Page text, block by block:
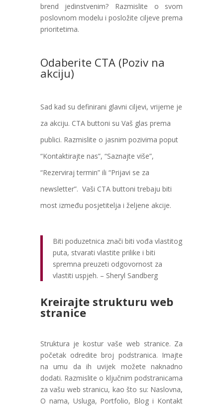
brend jedinstvenim? Razmislite o svom
poslovnom modelu i posložite ciljeve prema
prioritetima.
Odaberite CTA (Poziv na
akciju)
Sad kad su definirani glavni ciljevi, vrijeme je
za akciju. CTA buttoni su Vaš glas prema
publici. Razmislite o jasnim pozivima poput
“Kontaktirajte nas”, “Saznajte više”,
“Rezerviraj termin” ili “Prijavi se za
newsletter”. Vaši CTA buttoni trebaju biti
most između posjetitelja i željene akcije.
Biti poduzetnica znači biti vođa vlastitog
puta, stvarati vlastite prilike i biti
spremna preuzeti odgovornost za
vlastiti uspjeh. – Sheryl Sandberg
Kreirajte strukturu web
stranice
Struktura je kostur vaše web stranice. Za
početak odredite broj podstranica. Imajte
na umu da ih uvijek možete naknadno
dodati. Razmislite o ključnim podstranicama
za vašu web stranicu, kao što su: Naslovna,
O nama, Usluga, Portfolio, Blog i Kontakt